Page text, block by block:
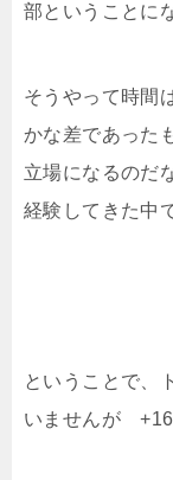
部ということに
そうやって時間
かな差であった
立場になるのだ
経験してきた中
ということで、
いませんが